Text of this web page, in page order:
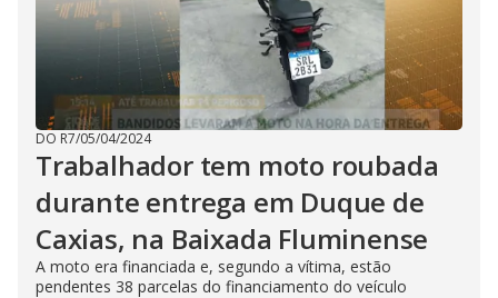
DO R7/05/04/2024
Trabalhador tem moto roubada
durante entrega em Duque de
Caxias, na Baixada Fluminense
A moto era financiada e, segundo a vítima, estão
pendentes 38 parcelas do financiamento do veículo